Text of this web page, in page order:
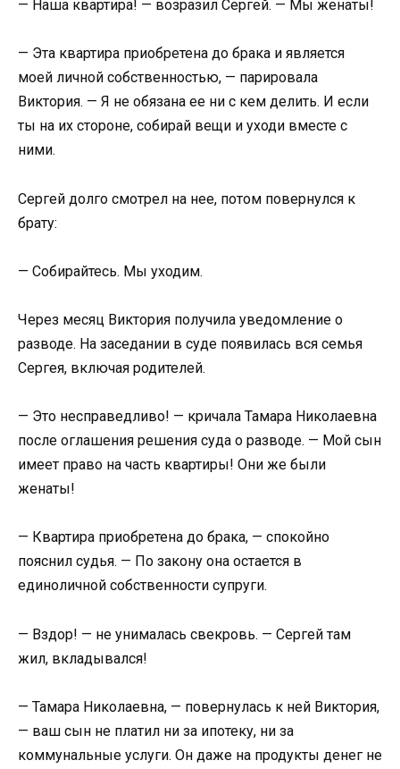
— Наша квартира! — возразил Сергей. — Мы женаты!
— Эта квартира приобретена до брака и является
моей личной собственностью, — парировала
Виктория. — Я не обязана ее ни с кем делить. И если
ты на их стороне, собирай вещи и уходи вместе с
ними.
Сергей долго смотрел на нее, потом повернулся к
брату:
— Собирайтесь. Мы уходим.
Через месяц Виктория получила уведомление о
разводе. На заседании в суде появилась вся семья
Сергея, включая родителей.
— Это несправедливо! — кричала Тамара Николаевна
после оглашения решения суда о разводе. — Мой сын
имеет право на часть квартиры! Они же были
женаты!
— Квартира приобретена до брака, — спокойно
пояснил судья. — По закону она остается в
единоличной собственности супруги.
— Вздор! — не унималась свекровь. — Сергей там
жил, вкладывался!
— Тамара Николаевна, — повернулась к ней Виктория,
— ваш сын не платил ни за ипотеку, ни за
коммунальные услуги. Он даже на продукты денег не